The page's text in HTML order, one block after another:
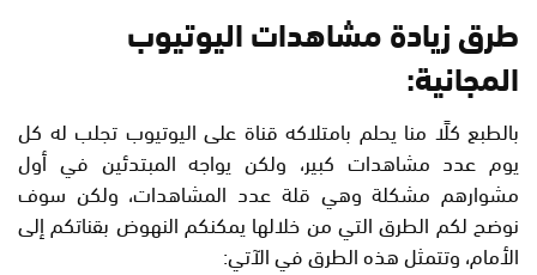
طرق زيادة مشاهدات اليوتيوب
المجانية:
بالطبع كلًا منا يحلم بامتلاكه قناة على اليوتيوب تجلب له كل
يوم عدد مشاهدات كبير، ولكن يواجه المبتدئين في أول
مشوارهم مشكلة وهي قلة عدد المشاهدات، ولكن سوف
نوضح لكم الطرق التي من خلالها يمكنكم النهوض بقناتكم إلى
الأمام، وتتمثل هذه الطرق في الآتي: